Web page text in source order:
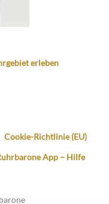
erleben
Cookie-Richtlinie (EU)
App – Hilfe